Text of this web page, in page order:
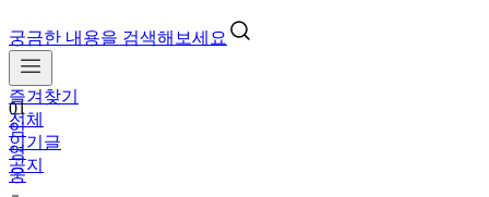
궁금한 내용을 검색해보세요
즐겨찾기
전체
인기글
공지
01
임
영
웅